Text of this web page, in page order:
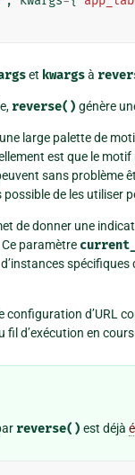
et kwargsà
reverse() génère
large palette de
est que le
sans problème
possible de les utiliser
de donner une
paramètre
configuration d’URL
d’exécution en
reverse() est déjà